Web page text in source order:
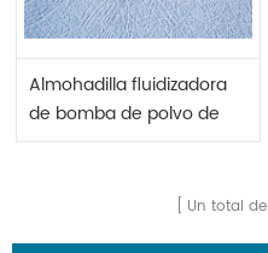
Almohadilla fluidizadora
de bomba de polvo de
esmalte Gema EP05
Un total de